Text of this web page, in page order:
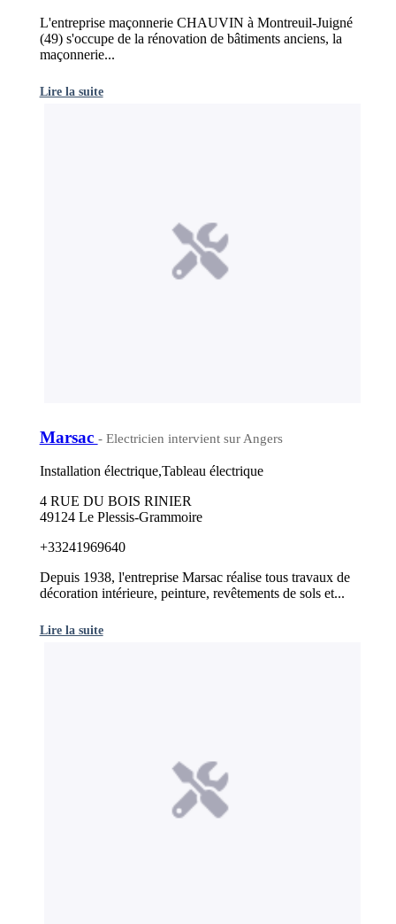
L'entreprise maçonnerie CHAUVIN à Montreuil-Juigné
(49) s'occupe de la rénovation de bâtiments anciens, la
maçonnerie...
Lire la suite
Marsac - Electricien intervient sur Angers
Installation électrique,Tableau électrique
4 RUE DU BOIS RINIER
49124 Le Plessis-Grammoire
+33241969640
Depuis 1938, l'entreprise Marsac réalise tous travaux de
décoration intérieure, peinture, revêtements de sols et...
Lire la suite